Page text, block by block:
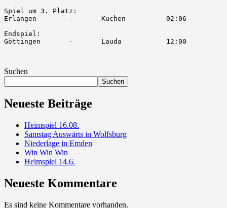
Spiel um 3. Platz:
Erlangen	-	Kuchen		02:06
Endspiel:
Göttingen	-	Lauda		12:00
Suchen
Suchen
Neueste Beiträge
Heimspiel 16.08.
Samstag Auswärts in Wolfsburg
Niederlage in Emden
Win Win Win
Heimspiel 14.6.
Neueste Kommentare
Es sind keine Kommentare vorhanden.